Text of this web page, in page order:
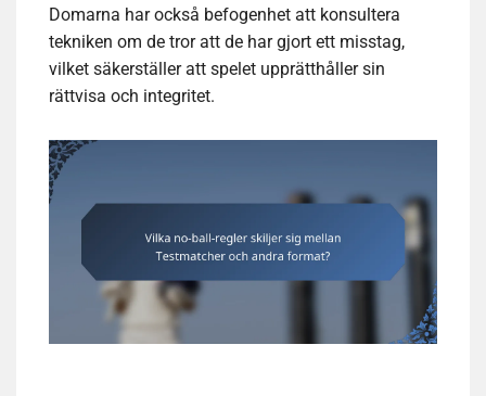
Domarna har också befogenhet att konsultera
tekniken om de tror att de har gjort ett misstag,
vilket säkerställer att spelet upprätthåller sin
rättvisa och integritet.